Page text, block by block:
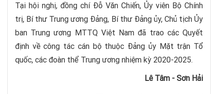
Tại hội nghị, đồng chí Đỗ Văn Chiến, Ủy viên Bộ Chính
trị, Bí thư Trung ương Đảng, Bí thư Đảng ủy, Chủ tịch Ủy
ban Trung ương MTTQ Việt Nam đã trao các Quyết
định về công tác cán bộ thuộc Đảng ủy Mặt trận Tổ
quốc, các đoàn thể Trung ương nhiệm kỳ 2020-2025.
Lê Tâm - Sơn Hải